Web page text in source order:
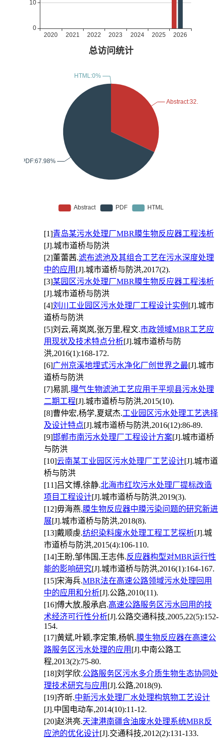
[1]青岛某污水处理厂MBR膜生物反应器工程浅析
[J].城市道桥与防洪
[2]董蕾茜.滤布滤池及其组合工艺在污水深度处理
中的应用 [J].城市道桥与防洪,2017(2).
[3]某园区污水处理厂MBR膜生物反应器工程浅析
[J].城市道桥与防洪
[4]刘川工业园区污水处理厂工程设计实例 [J].城市
道桥与防洪
[5]刘云,蒋岚岚,张万里,程文.市政领域MBR工艺应
用现状及技术特点分析[J].城市道桥与防
洪,2016(1):168-172.
[6]广州京溪地埋式污水净化厂创世界之最[J].城市
道桥与防洪
[7]易凯.曝气生物滤池工艺应用于平坝县污水处理
二期工程[J].城市道桥与防洪,2015(10).
[8]曹仲宏,杨学,夏斌杰.工业园区污水处理工艺选择
及设计特点[J].城市道桥与防洪,2016(12):86-89.
[9]邯郸市南污水处理厂工程设计方案[J].城市道桥
与防洪
[10]云南某工业园区污水处理厂工艺设计[J].城市道
桥与防洪
[11]吕文博,徐静.北海市红坎污水处理厂提标改造
项目工程设计[J].城市道桥与防洪,2019(3).
[12]毋海燕.膜生物反应器中膜污染问题的研究新进
展[J].城市道桥与防洪,2018(8).
[13]戴顺虔.纺织染料废水处理工程工艺探析[J].城
市道桥与防洪,2015(4):106-110.
[14]王盼,邹伟国,王志伟.反应器构型对MBR运行性
能的影响研究[J].城市道桥与防洪,2016(1):164-167.
[15]宋海兵.MBR法在高速公路领域污水处理回用
中的应用和分析[J].公路,2010(11).
[16]傅大放,殷承启.高速公路服务区污水回用的技
术经济可行性分析[J].公路交通科技,2005,22(5):152-
154.
[17]黄斌,叶颖,李定策,杨帆.膜生物反应器在高速公
路服务区污水处理的应用 [J].中南公路工
程,2013(2):75-80.
[18]刘学欣.公路服务区污水多介质生物生态协同处
理技术研究与应用 [J].公路,2018(9).
[19]齐昕.中新污水处理厂水处理构筑物工艺设计
[J].中国电动车,2014(10):11-12.
[20]赵洪亮.天津港南疆含油废水处理系统MBR反
应池的优化设计[J].交通科技,2012(2):131-133.